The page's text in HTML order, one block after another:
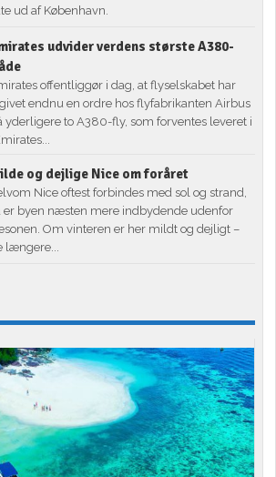
ud af København.
udvider verdens største A380-
offentliggør i dag, at flyselskabet har
endnu en ordre hos flyfabrikanten Airbus
yderligere to A380-fly, som forventes leveret i
og dejlige Nice om foråret
Nice oftest forbindes med sol og strand,
er byen næsten mere indbydende udenfor
Om vinteren er her mildt og dejligt –
længere...